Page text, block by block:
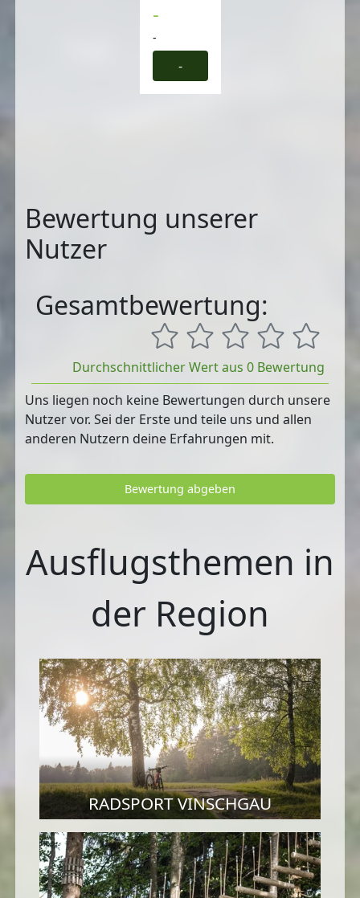
-
-
-
Bewertung unserer
Nutzer
Gesamtbewertung:
Durchschnittlicher Wert aus 0 Bewertung
Uns liegen noch keine Bewertungen durch unsere
Nutzer vor. Sei der Erste und teile uns und allen
anderen Nutzern deine Erfahrungen mit.
Bewertung abgeben
Ausflugsthemen in
der Region
RADSPORT VINSCHGAU